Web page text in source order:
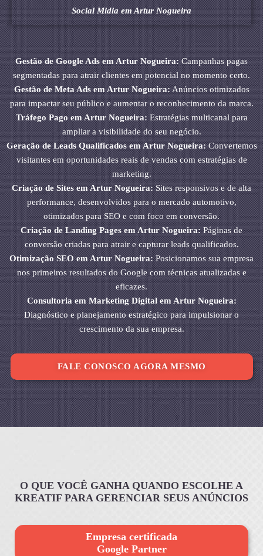
Social Midia em Artur Nogueira
Gestão de Google Ads em Artur Nogueira:Campanhas pagas
segmentadas para atrair clientes em potencial no momento certo.
Gestão de Meta Ads em Artur Nogueira:Anúncios otimizados
para impactar seu público e aumentar o reconhecimento da marca.
Tráfego Pago em Artur Nogueira:Estratégias multicanal para
ampliar a visibilidade do seu negócio.
Geração de Leads Qualificados em Artur Nogueira:Convertemos
visitantes em oportunidades reais de vendas com estratégias de
marketing.
Criação de Sites em Artur Nogueira:Sites responsivos e de alta
performance, desenvolvidos para o mercado automotivo,
otimizados para SEO e com foco em conversão.
Criação de Landing Pages em Artur Nogueira:Páginas de
conversão criadas para atrair e capturar leads qualificados.
Otimização SEO em Artur Nogueira:Posicionamos sua empresa
nos primeiros resultados do Google com técnicas atualizadas e
eficazes.
Consultoria em Marketing Digital em Artur Nogueira:
Diagnóstico e planejamento estratégico para impulsionar o
crescimento da sua empresa.
FALE CONOSCO AGORA MESMO
O QUE VOCÊ GANHA QUANDO ESCOLHE A
KREATIF PARA GERENCIAR SEUS ANÚNCIOS
Empresa certificada
Google Partner